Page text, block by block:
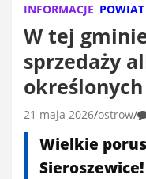
INFORMACJE POWIAT
W tej
sprzedaży
21 maja 2026 ostrow
Wielkie